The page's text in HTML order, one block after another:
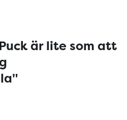
är lite som att